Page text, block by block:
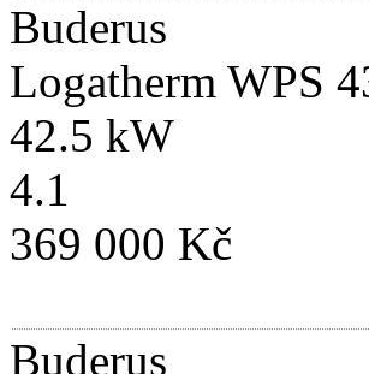
Buderus
Logatherm WPS
42.5 kW
4.1
369 000 Kč
Buderus